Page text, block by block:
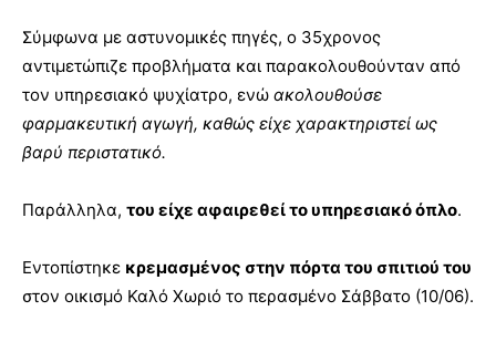
Σύμφωνα με αστυνομικές πηγές, ο 35χρονος
αντιμετώπιζε προβλήματα και παρακολουθούνταν από
τον υπηρεσιακό ψυχίατρο, ενώ ακολουθούσε
φαρμακευτική αγωγή, καθώς είχε χαρακτηριστεί ως
βαρύ περιστατικό.
Παράλληλα, του είχε αφαιρεθεί το υπηρεσιακό όπλο.
Εντοπίστηκε κρεμασμένος στην πόρτα του σπιτιού του
στον οικισμό Καλό Χωριό το περασμένο Σάββατο (10/06).